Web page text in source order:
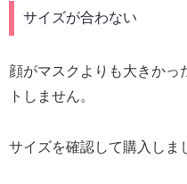
サイズが合わない
顔がマスクよりも大きかっ
トしません。
サイズを確認して購入しま